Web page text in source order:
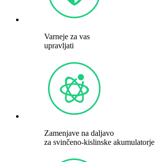
Varneje za vas
upravljati
Zamenjave na daljavo
za svinčeno-kislinske akumulatorje